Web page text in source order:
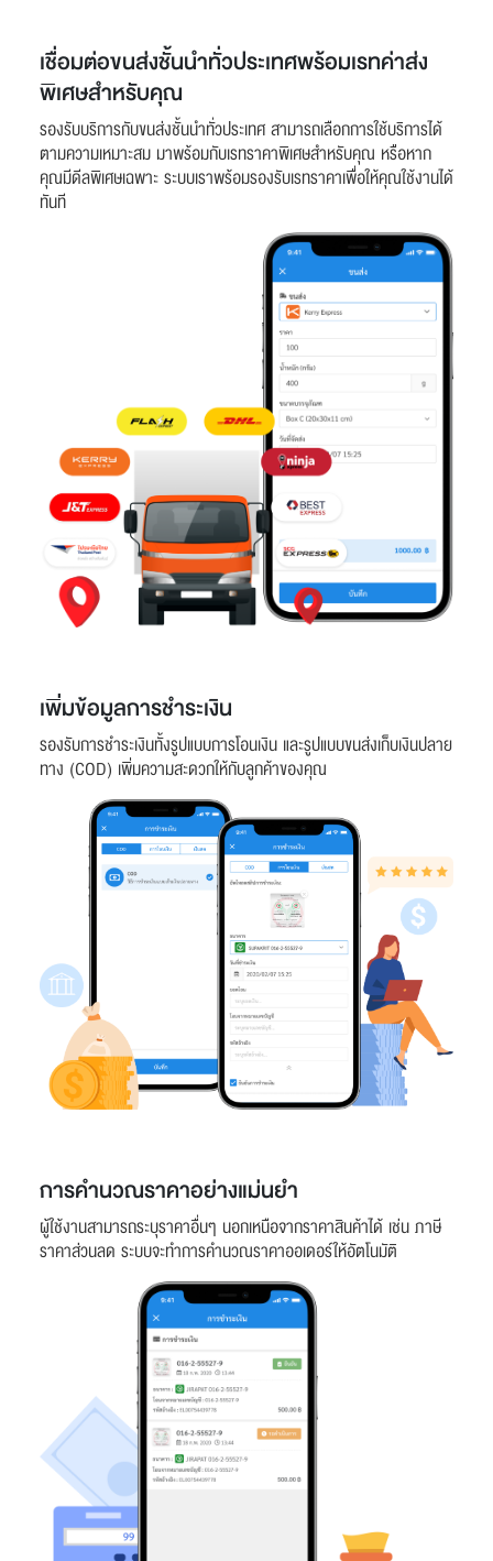
เชื่อมต่อขนส่งชั้นนำทั่วประเทศพร้อมเรทค่าส่ง
พิเศษสำหรับคุณ
รองรับบริการกับขนส่งชั้นนำทั่วประเทศ สามารถเลือกการใช้บริการได้
ตามความเหมาะสม มาพร้อมกับเรทราคาพิเศษสำหรับคุณ หรือหาก
คุณมีดีลพิเศษเฉพาะ ระบบเราพร้อมรองรับเรทราคาเพื่อให้คุณใช้งานได้
ทันที
เพิ่มข้อมูลการชำระเงิน
รองรับการชำระเงินทั้งรูปแบบการโอนเงิน และรูปแบบขนส่งเก็บเงินปลาย
ทาง (COD) เพิ่มความสะดวกให้กับลูกค้าของคุณ
การคำนวณราคาอย่างแม่นยำ
ผู้ใช้งานสามารถระบุราคาอื่นๆ นอกเหนือจากราคาสินค้าได้ เช่น ภาษี
ราคาส่วนลด ระบบจะทำการคำนวณราคาออเดอร์ให้อัตโนมัติ